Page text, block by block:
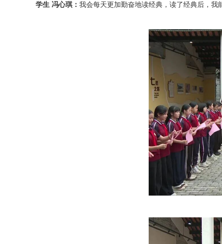
学生 冯心琪： 我会每天更加勤奋地读经典，读了经典后，